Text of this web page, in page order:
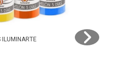
ILUMINARTE